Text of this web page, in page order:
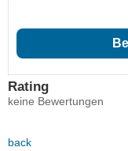
Rating
keine Bewertungen
back